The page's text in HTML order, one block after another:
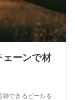
ェーンで材
跡できるビールを